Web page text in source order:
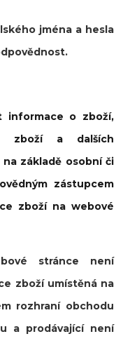
jména a hesla
informace o zboží,
zboží a dalších
základě osobní či
zástupcem
zboží na webové
stránce není
zboží umístěná na
rozhraní obchodu
a prodávající není